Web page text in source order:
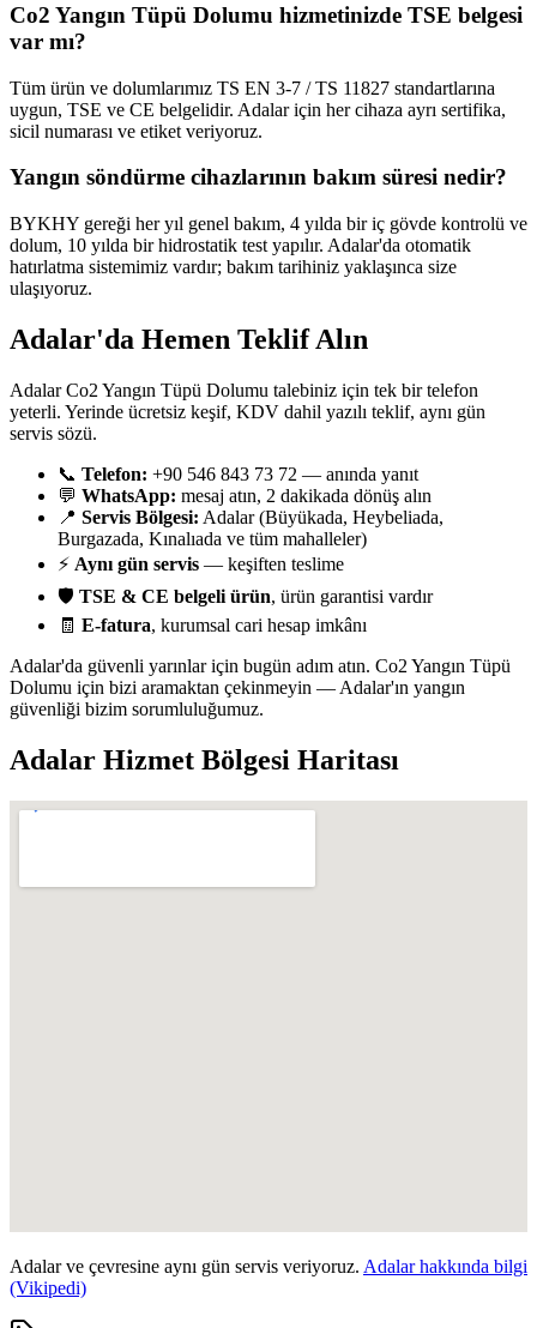
Co2 Yangın Tüpü Dolumu hizmetinizde TSE belgesi
var mı?
Tüm ürün ve dolumlarımız TS EN 3-7 / TS 11827 standartlarına
uygun, TSE ve CE belgelidir. Adalar için her cihaza ayrı sertifika,
sicil numarası ve etiket veriyoruz.
Yangın söndürme cihazlarının bakım süresi nedir?
BYKHY gereği her yıl genel bakım, 4 yılda bir iç gövde kontrolü ve
dolum, 10 yılda bir hidrostatik test yapılır. Adalar'da otomatik
hatırlatma sistemimiz vardır; bakım tarihiniz yaklaşınca size
ulaşıyoruz.
Adalar'da Hemen Teklif Alın
Adalar Co2 Yangın Tüpü Dolumu talebiniz için tek bir telefon
yeterli. Yerinde ücretsiz keşif, KDV dahil yazılı teklif, aynı gün
servis sözü.
📞 Telefon: +90 546 843 73 72 — anında yanıt
💬 WhatsApp: mesaj atın, 2 dakikada dönüş alın
📍 Servis Bölgesi: Adalar (Büyükada, Heybeliada,
Burgazada, Kınalıada ve tüm mahalleler)
⚡ Aynı gün servis — keşiften teslime
🛡️ TSE & CE belgeli ürün, ürün garantisi vardır
🧾 E-fatura, kurumsal cari hesap imkânı
Adalar'da güvenli yarınlar için bugün adım atın. Co2 Yangın Tüpü
Dolumu için bizi aramaktan çekinmeyin — Adalar'ın yangın
güvenliği bizim sorumluluğumuz.
Adalar Hizmet Bölgesi Haritası
Adalarve çevresine aynı gün servis veriyoruz. Adalarhakkında bilgi
(Vikipedi)